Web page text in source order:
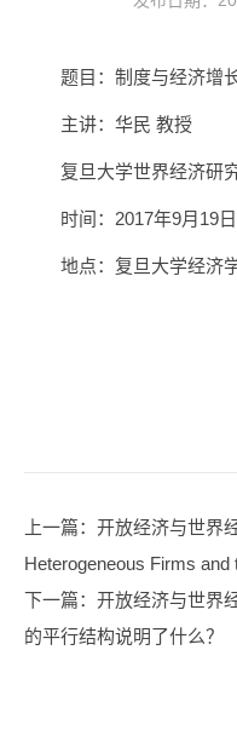
题目：制度与经济增
主讲：华民 教授
复旦大学世界经济研
时间：2017年9月19
地点：复旦大学经济
上一篇：开放经济与世界
Heterogeneous Firms
下一篇：开放经济与世界
的平行结构说明了什么？